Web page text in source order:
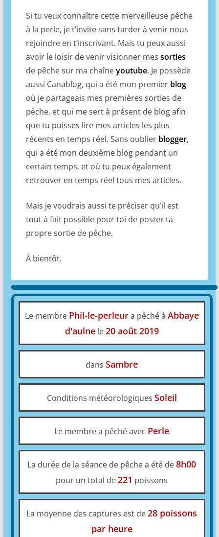
Si tu veux connaître cette merveilleuse pêche
à la perle, je t’invite sans tarder à venir nous
rejoindre en t’inscrivant. Mais tu peux aussi
avoir le loisir de venir visionner mes sorties
de pêche sur ma chaîneyoutube. Je possède
aussi Canablog, qui a été mon premier blog
où je partageais mes premières sorties de
pêche, et qui me sert à présent de blog afin
que tu puisses lire mes articles les plus
récents en temps réel. Sans oublier blogger,
qui a été mon deuxième blog pendant un
certain temps, et où tu peux également
retrouver en temps réel tous mes articles.
Mais je voudrais aussi te préciser qu’il est
tout à fait possible pour toi de poster ta
propre sortie de pêche.
À bientôt.
Le membre Phil-le-perleura pêché à Abbaye
d'aulne le20 août 2019
dansSambre
Conditions météorologiques Soleil
Le membre a pêché avec Perle
La durée de la séance de pêche a été de8h00
pour un total de221 poissons
La moyenne des captures est de28 poissons
par heure